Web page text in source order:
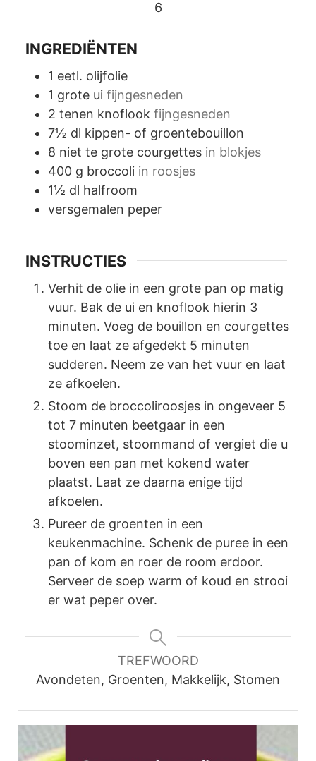
6
INGREDIËNTEN
1 eetl. olijfolie
1 grote ui fijngesneden
2 tenen knoflook fijngesneden
7½ dl kippen- of groentebouillon
8 niet te grote courgettes in blokjes
400 g broccoli in roosjes
1½ dl halfroom
versgemalen peper
INSTRUCTIES
Verhit de olie in een grote pan op matig
vuur. Bak de ui en knoflook hierin 3
minuten. Voeg de bouillon en courgettes
toe en laat ze afgedekt 5 minuten
sudderen. Neem ze van het vuur en laat
ze afkoelen.
Stoom de broccoliroosjes in ongeveer 5
tot 7 minuten beetgaar in een
stoominzet, stoommand of vergiet die u
boven een pan met kokend water
plaatst. Laat ze daarna enige tijd
afkoelen.
Pureer de groenten in een
keukenmachine. Schenk de puree in een
pan of kom en roer de room erdoor.
Serveer de soep warm of koud en strooi
er wat peper over.
TREFWOORD
Avondeten, Groenten, Makkelijk, Stomen